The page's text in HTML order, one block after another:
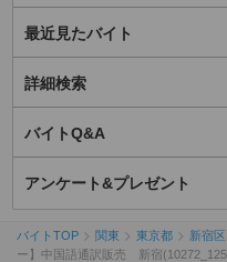
最近見たバイト
詳細検索
バイトQ&A
アンケート&プレゼント
バイトTOP 関東 東京都 新宿区
ー】中国語通訳販売 新宿